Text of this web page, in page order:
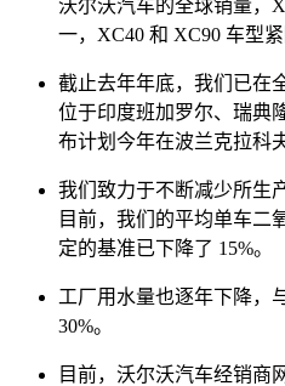
沃尔沃汽车的全球销量，
一，XC40 和 XC90 车型紧
截止去年年底，我们已在
位于印度班加罗尔、瑞典
布计划今年在波兰克拉科
我们致力于不断减少所生
目前，我们的平均单车二
定的基准已下降了 15%。
工厂用水量也逐年下降，
30%。
目前，沃尔沃汽车经销商